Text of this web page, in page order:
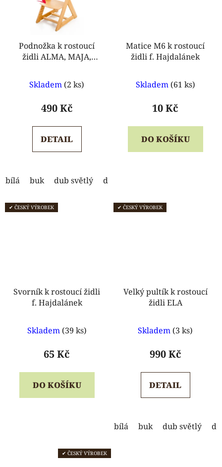
Podnožka k rostoucí
židli ALMA, MAJA,
hodnocení
produktu
5,0
z
Skladem (2 ks)
490 Kč
DETAIL
bílá buk dub světlý dub tmavý
Matice M6 k rostoucí
židli f. Hajdalánek
hodnocení
produktu
5,0
z
Skladem (61 ks)
10 Kč
DO KOŠÍKU
✔ ČESKÝ VÝROBEK
Svorník k rostoucí židli
f. Hajdalánek
hodnocení
produktu
5,0
z
Skladem (39 ks)
65 Kč
DO KOŠÍKU
✔ ČESKÝ VÝROBEK
Velký pultík k rostoucí
židli ELA
hodnocení
produktu
5,0
z
Skladem (3 ks)
990 Kč
DETAIL
bílá buk dub světlý
✔ ČESKÝ VÝROBEK